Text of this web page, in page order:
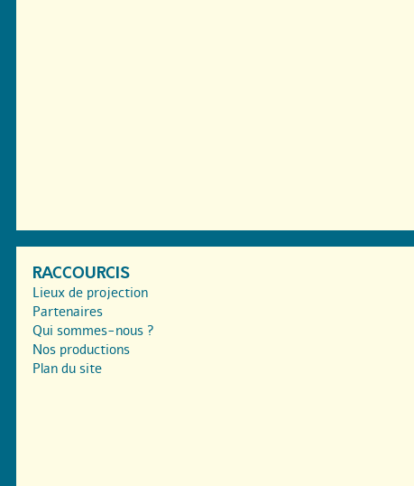
RACCOURCIS
Lieux de projection
Partenaires
Qui sommes-nous ?
Nos productions
Plan du site